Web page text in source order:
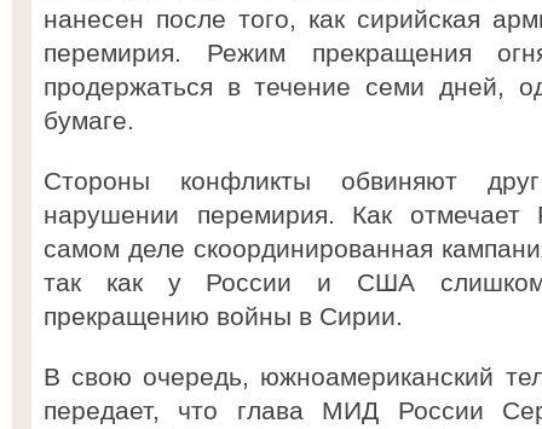
нанесен после того, как сирийская
перемирия. Режим прекращения
продержаться в течение семи дней,
бумаге.
Стороны конфликты обвиняют
нарушении перемирия. Как
самом деле скоординированная
так как у России и США слишком
прекращению войны в Сирии.
В свою очередь, южноамериканский
передает, что глава МИД России